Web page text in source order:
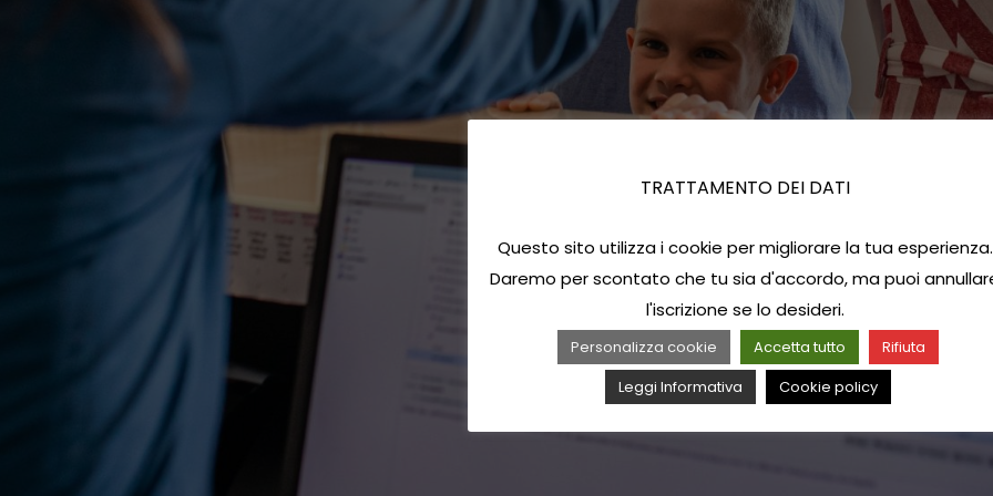
TRATTAMENTO DEI DATI
Questo sito utilizza i cookie per migliorare la tua esperienza.
Daremo per scontato che tu sia d'accordo, ma puoi
l'iscrizione se lo desideri.
Personalizza cookie Accetta tutto
Rifiuta
Leggi Informativa
Cookie policy